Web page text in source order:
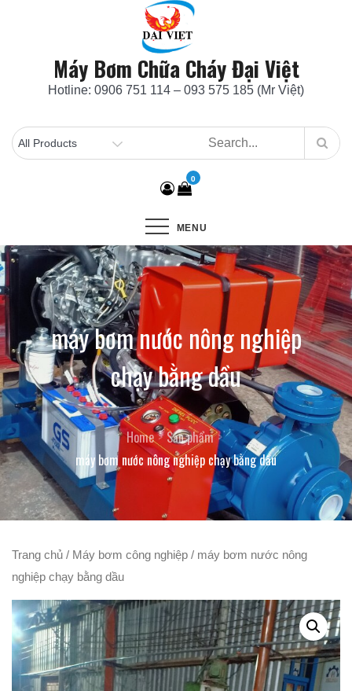
Máy Bơm Chữa Cháy Đại Việt
Hotline: 0906 751 114 – 093 575 185 (Mr Việt)
0
MENU
máy bơm nước nông nghiệp
chạy bằng dầu
Home
Sản phẩm
máy bơm nước nông nghiệp chạy bằng dầu
Trang chủ / Máy bơm công nghiệp / máy bơm nước nông
nghiệp chạy bằng dầu